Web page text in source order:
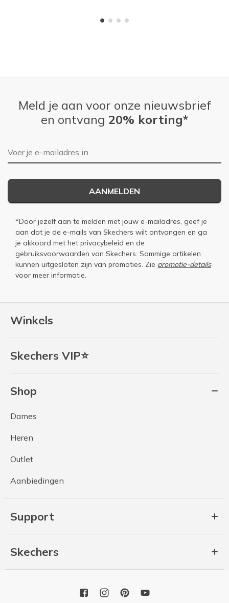
Winkels
Skechers VIP⭐
Shop
Dames
Heren
Outlet
Aanbiedingen
Support
Skechers
Meld je aan voor onze nieuwsbrief
en ontvang 20% korting*
E-mailadres
AANMELDEN
*Door jezelf aan te melden met jouw e-mailadres, geef je
aan dat je de e-mails van Skechers wilt ontvangen en ga
je akkoord met het privacybeleid en de
gebruiksvoorwaarden van Skechers. Sommige artikelen
kunnen uitgesloten zijn van promoties. Zie promotie-details
voor meer informatie.